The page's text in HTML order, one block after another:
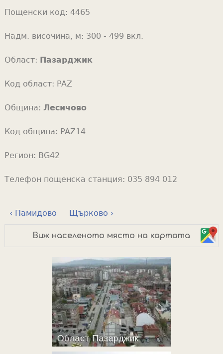
Пощенски код: 4465
Надм. височина, м: 300 - 499 вкл.
Област: Пазарджик
Код област: PAZ
Община: Лесичово
Код община: PAZ14
Регион: BG42
Телефон пощенска станция: 035 894 012
‹ Памидово Щърково ›
Виж населеното място на картата